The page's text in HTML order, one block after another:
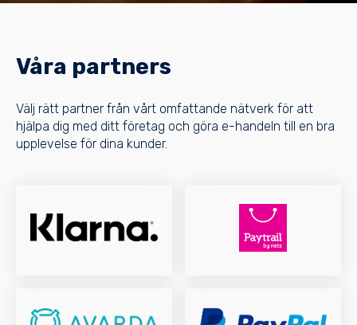
Våra partners
Välj rätt partner från vårt omfattande nätverk för att
hjälpa dig med ditt företag och göra e-handeln till en bra
upplevelse för dina kunder.